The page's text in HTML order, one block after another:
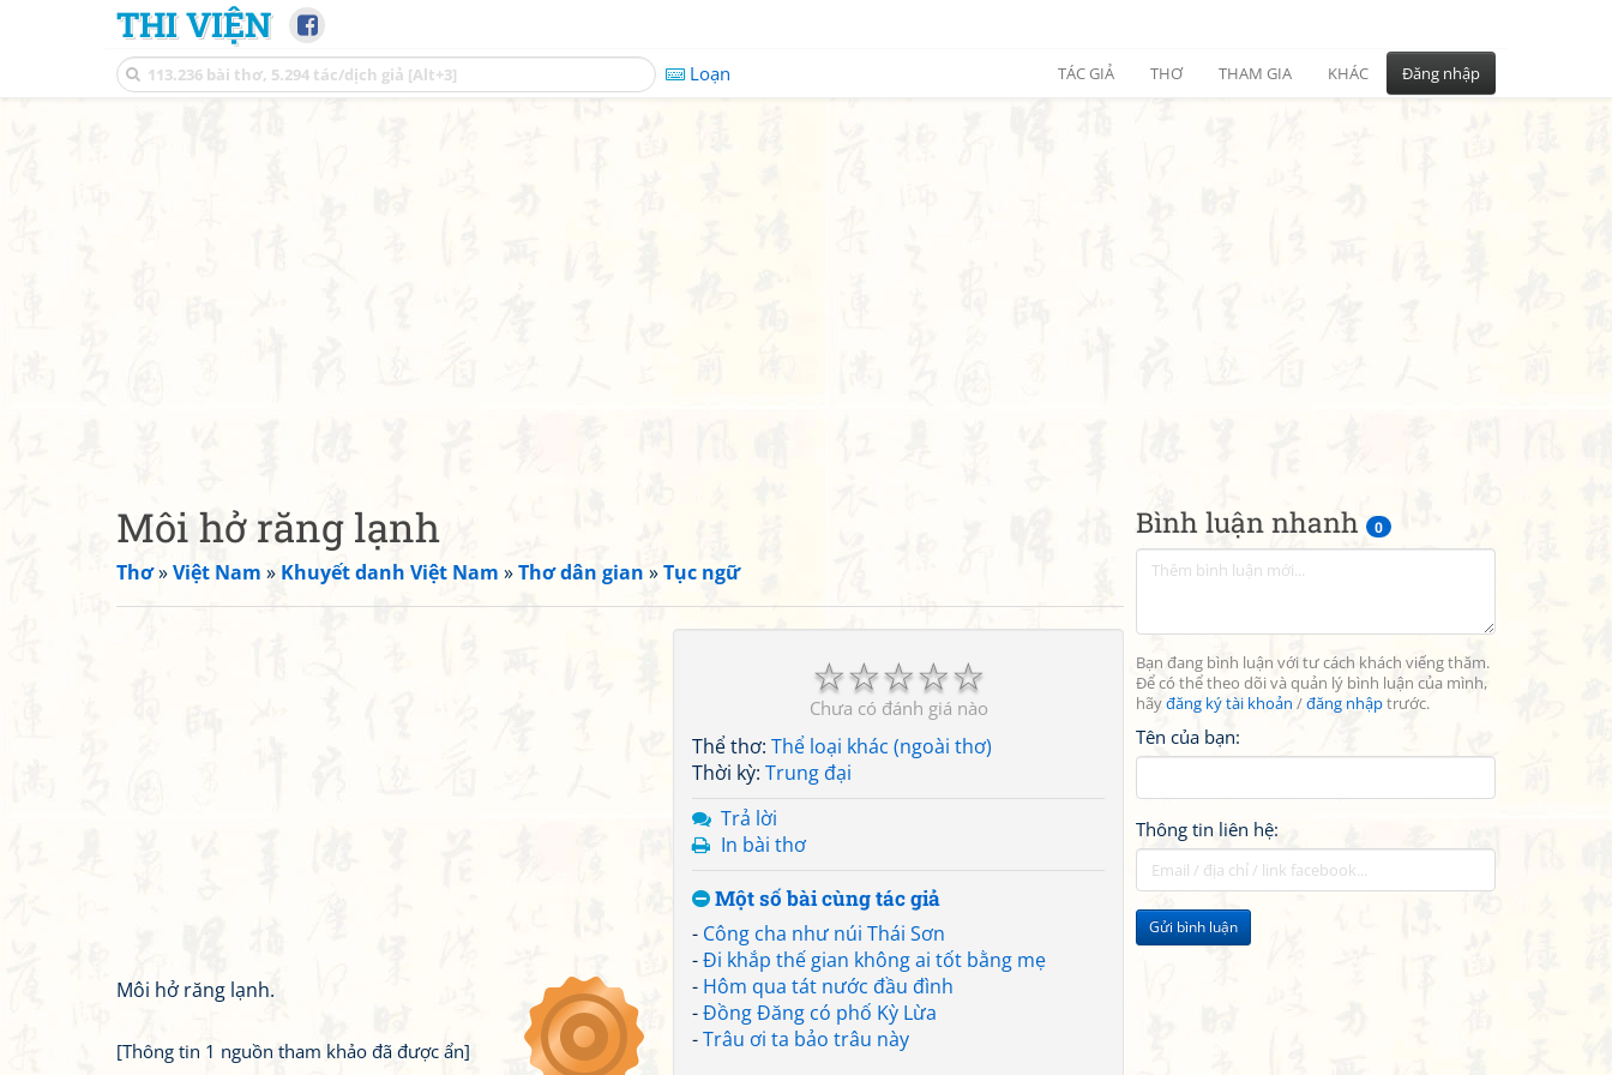
THI VIỆN
Loạn TÁC GIẢ THƠ THAM GIA KHÁC Đăng nhập
Bình luận nhanh 0
Bạn đang bình luận với tư cách khách viếng thăm.
Để có thể theo dõi và quản lý bình luận của mình,
hãyđăng ký tài khoản /đăng nhậptrước.
Tên của bạn:
Thông tin liên hệ:
Gửi bình luận
Môi hở răng lạnh
Thơ»Việt Nam » Khuyết danh Việt Nam »Thơ dân gian »Tục ngữ
☆
☆
☆
☆
☆
Chưa có đánh giá nào
Thể thơ: Thể loại khác (ngoài thơ)
Thời kỳ: Trung đại
Trả lời
In bài thơ
Một số bài cùng tác giả
- Công cha như núi Thái Sơn
-Đi khắp thế gian không ai tốt bằng mẹ
- Hôm qua tát nước đầu đình
-Đồng Đăng có phố Kỳ Lừa
-Trâu ơi ta bảo trâu này
Môi hở răng lạnh.
[Thông tin 1 nguồn tham khảo đã được ẩn]